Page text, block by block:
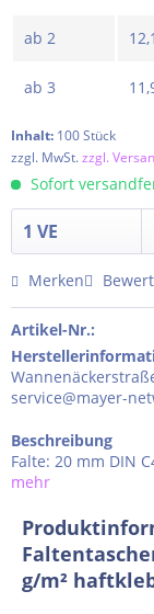
ab 2
ab 3
Inhalt: 100 Stück
zzgl. MwSt.zzgl.
Sofort
Merken
Artikel-Nr.:
service@mayer-
Beschreibung
Falte: 20 mm DIN
mehr
g/m²